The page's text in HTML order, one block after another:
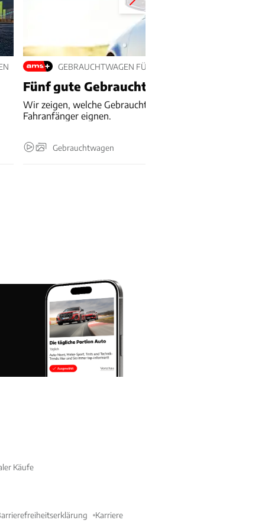
GEBRAUCHTWAGEN FÜR FAHRANFÄNGER
Fünf gute Gebrauchte für Fahranfänger
Wir zeigen, welche Gebrauchtwagen sich besonders für
Fahranfänger eignen.
Gebrauchtwagen
Käufe
Karriere